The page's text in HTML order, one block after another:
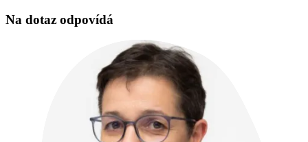
Na dotaz odpovídá